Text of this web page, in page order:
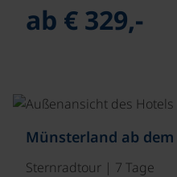
ab € 329,-
Münsterland ab
Sternradtour | 7 Tage